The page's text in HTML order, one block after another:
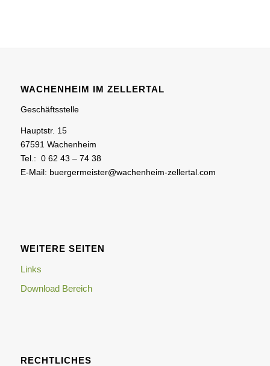
WACHENHEIM IM ZELLERTAL
Geschäftsstelle
Hauptstr. 15
67591 Wachenheim
Tel.: 0 62 43 – 74 38
E-Mail: buergermeister@wachenheim-zellertal.com
WEITERE SEITEN
Links
Download Bereich
RECHTLICHES